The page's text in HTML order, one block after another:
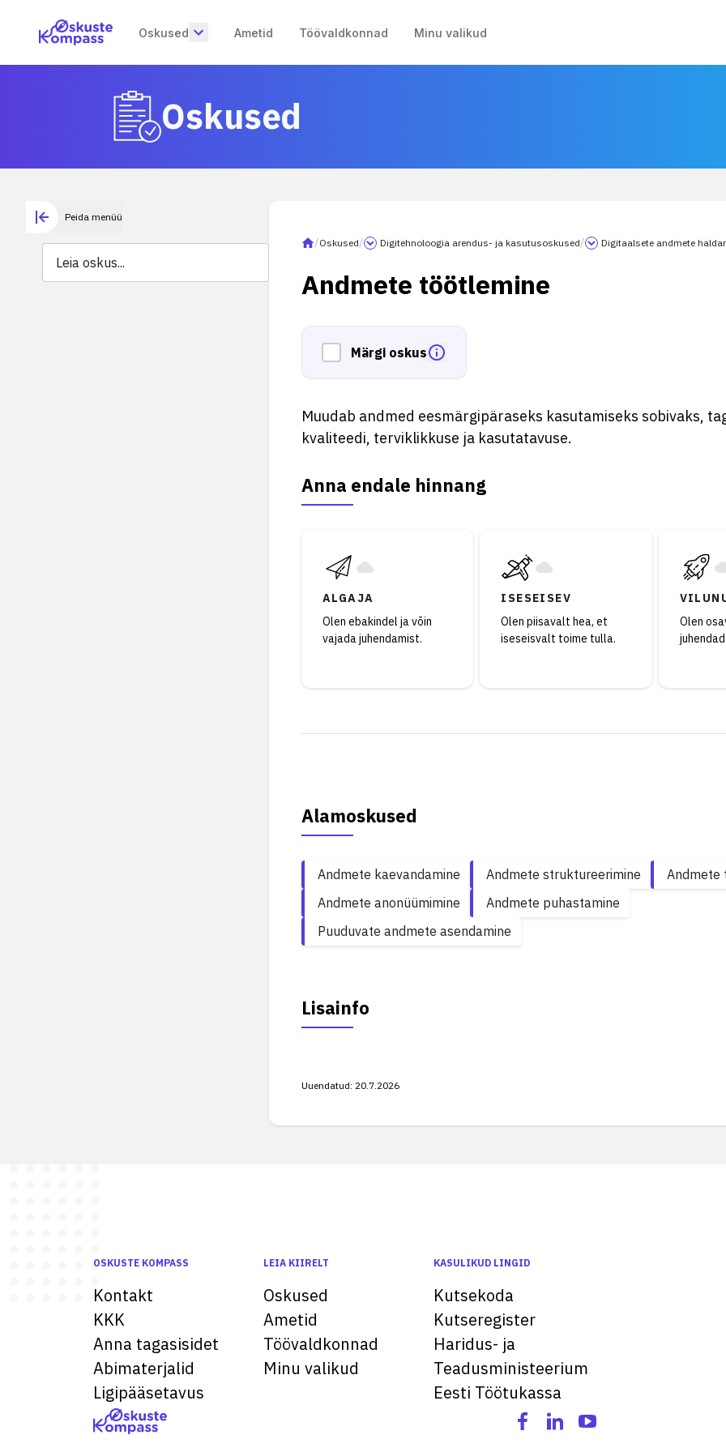
Oskused Ametid Töövaldkonnad Minu valikud
Oskused
Peida menüü
/Oskused/ Digitehnoloogia arendus- ja kasutusoskused/ Digitaalsete andmete
Andmete töötlemine
Märgi oskus
Muudab andmed eesmärgipäraseks kasutamiseks sobivaks,
kvaliteedi, terviklikkuse ja kasutatavuse.
Anna endale hinnang
ALGAJA
Olen ebakindel ja võin
vajada juhendamist.
ISESEISEV
Olen piisavalt hea, et
iseseisvalt toime tulla.
Olen
Alamoskused
Andmete kaevandamine Andmete struktureerimine
Andmete
Andmete anonüümimine
Andmete puhastamine
Puuduvate andmete asendamine
Lisainfo
Uuendatud: 20.7.2026
OSKUSTE KOMPASS
Kontakt
KKK
Anna tagasisidet
Abimaterjalid
Ligipääsetavus
LEIA KIIRELT
Oskused
Ametid
Töövaldkonnad
Minu valikud
KASULIKUD LINGID
Kutsekoda
Kutseregister
Haridus- ja
Teadusministeerium
Eesti Töötukassa